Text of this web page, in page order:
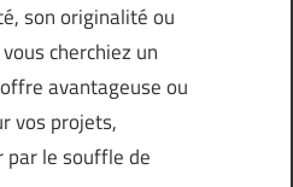
son originalité ou
cherchiez un
avantageuse ou
vos projets,
par le souffle de